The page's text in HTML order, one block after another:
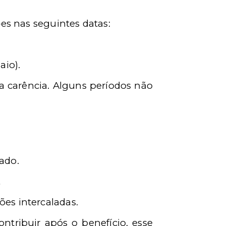
nas seguintes datas:
carência. Alguns períodos não
intercaladas.
após o benefício, esse